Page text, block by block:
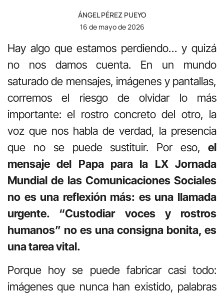
ÁNGEL PÉREZ PUEYO
16 de mayo de 2026
Hay algo que estamos perdiendo… y quizá
no nos damos cuenta. En un mundo
saturado de mensajes, imágenes y pantallas,
corremos el riesgo de olvidar lo más
importante: el rostro concreto del otro, la
voz que nos habla de verdad, la presencia
que no se puede sustituir. Por eso, el
mensaje del Papa para la LX Jornada
Mundial de las Comunicaciones Sociales
no es una reflexión más: es una llamada
urgente. “Custodiar voces y rostros
humanos” no es una consigna bonita, es
una tarea vital.
Porque hoy se puede fabricar casi todo:
imágenes que nunca han existido, palabras